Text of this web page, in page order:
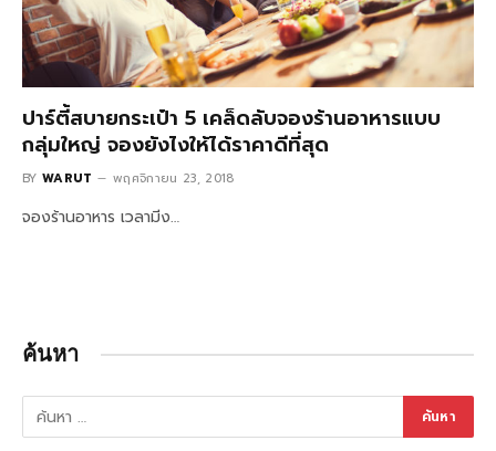
ปาร์ตี้สบายกระเป๋า 5 เคล็ดลับจองร้านอาหารแบบ
กลุ่มใหญ่ จองยังไงให้ได้ราคาดีที่สุด
BY WARUT พฤศจิกายน 23, 2018
จองร้านอาหาร เวลามีง…
ค้นหา